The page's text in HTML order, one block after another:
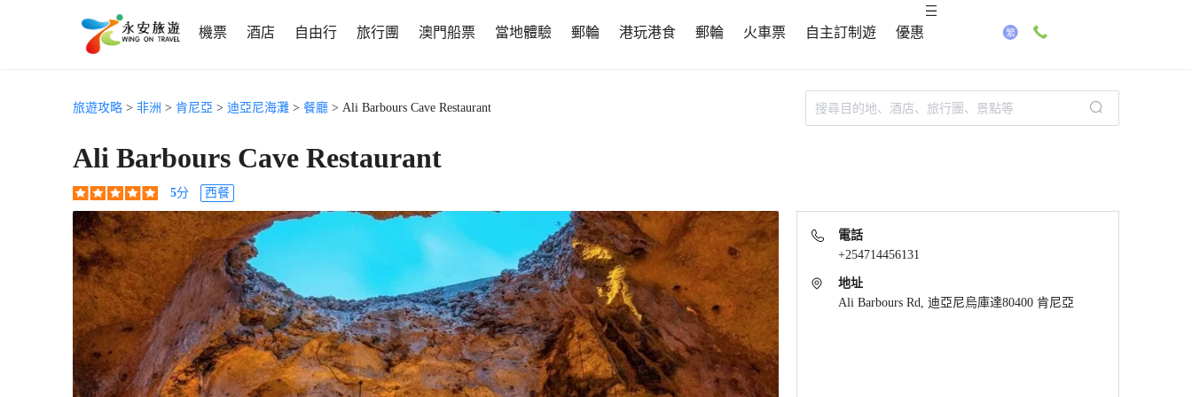
機票 酒店 自由行 旅行團 澳門船票 當地體驗 郵輪 港玩港食 郵輪 火車票 自主訂制遊 優惠
旅遊攻略 > 非洲 > 肯尼亞 > 迪亞尼海灘 > 餐廳 > Ali Barbours Cave Restaurant
Ali Barbours Cave Restaurant
5分 西餐
電話
+254714456131
地址
Ali Barbours Rd, 迪亞尼烏庫達80400 肯尼亞